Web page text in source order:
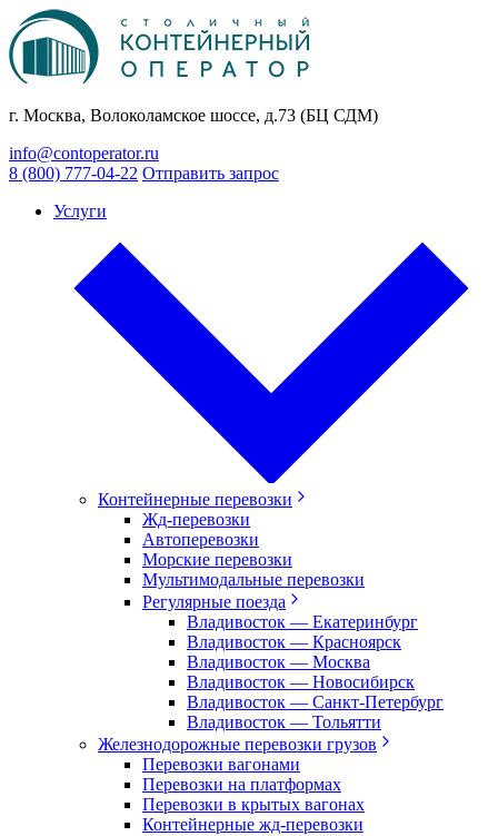
г. Москва, Волоколамское шоссе, д.73 (БЦ СДМ)
info@contoperator.ru
8 (800) 777-04-22 Отправить запрос
Услуги
Контейнерные перевозки
Жд-перевозки
Автоперевозки
Морские перевозки
Мультимодальные перевозки
Регулярные поезда
Владивосток — Екатеринбург
Владивосток — Красноярск
Владивосток — Москва
Владивосток — Новосибирск
Владивосток — Санкт-Петербург
Владивосток — Тольятти
Железнодорожные перевозки грузов
Перевозки вагонами
Перевозки на платформах
Перевозки в крытых вагонах
Контейнерные жд-перевозки